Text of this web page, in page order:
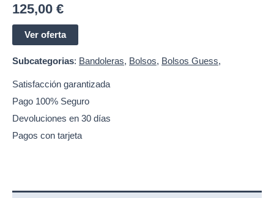
125,00 €
Ver oferta
Subcategorias: Bandoleras, Bolsos, Bolsos Guess,
Satisfacción garantizada
Pago 100% Seguro
Devoluciones en 30 días
Pagos con tarjeta